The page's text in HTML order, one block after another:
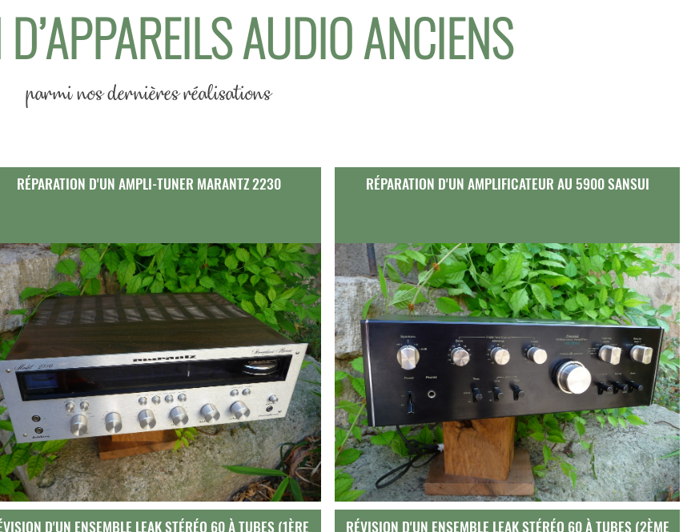
AUDIO ANCIENS
parmi nos dernières réalisations
RÉPARATION D'UN AMPLI-TUNER MARANTZ 2230 RÉPARATION D'UN AMPLIFICATEUR AU 5900 SANSUI
D'UN ENSEMBLE LEAK STÉRÉO 60 À TUBES (1ÈRE RÉVISION D'UN ENSEMBLE LEAK STÉRÉO 60 À TUBES (2ÈME